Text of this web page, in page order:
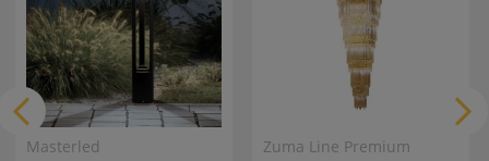
Masterled
Zuma Line Premium